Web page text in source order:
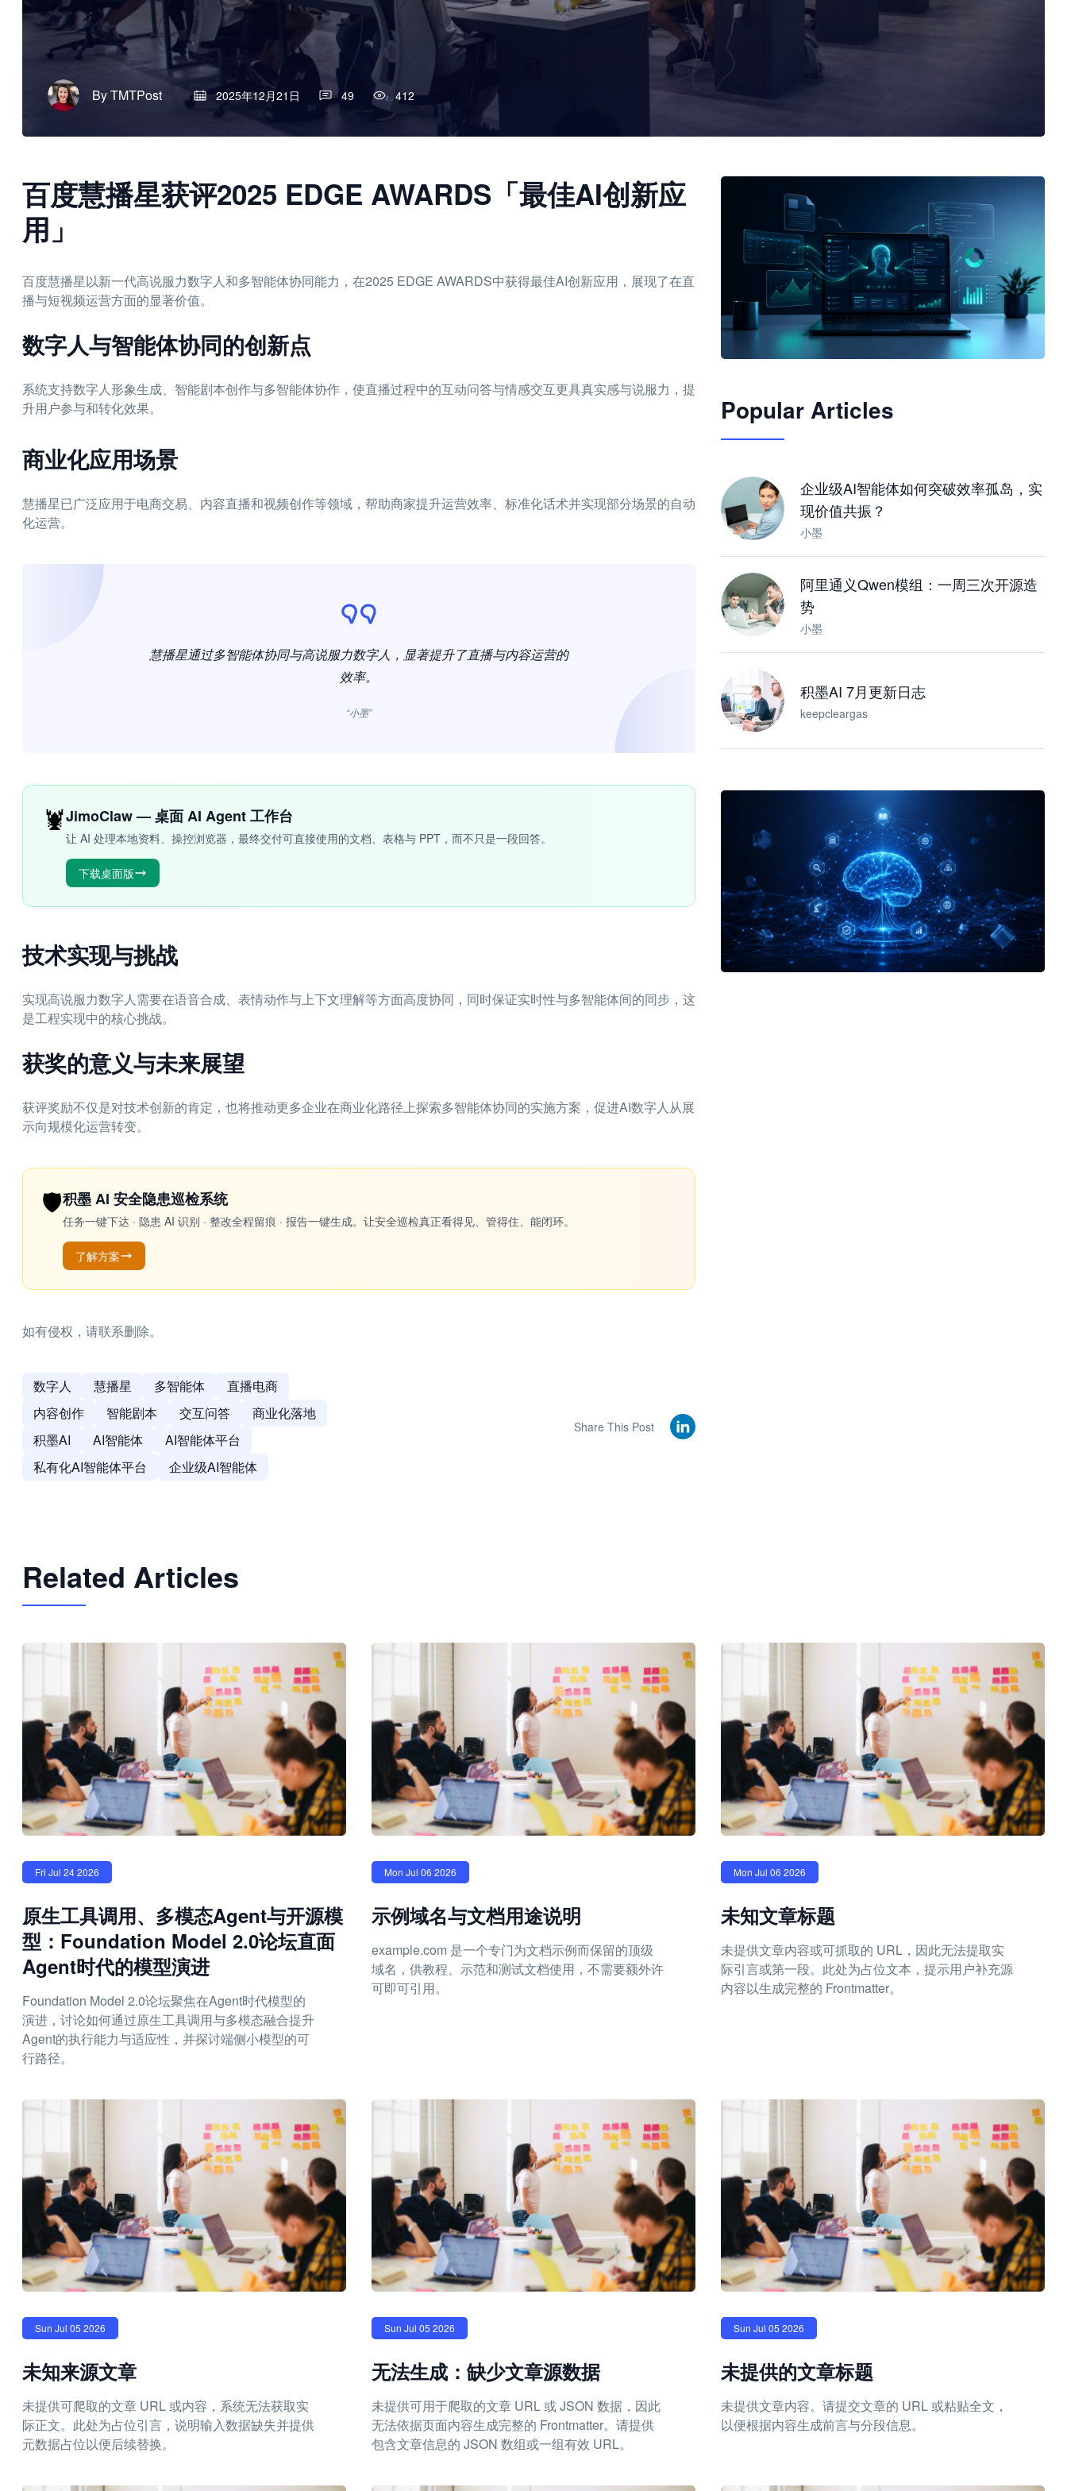
ByTMTPost 2025年12月21日 49 412
百度慧播星获评2025 EDGE AWARDS「最佳AI创新应
用」
百度慧播星以新一代高说服力数字人和多智能体协同能力，在2025 EDGE AWARDS中获得最佳AI创新应用，展现了在直
播与短视频运营方面的显著价值。
数字人与智能体协同的创新点
系统支持数字人形象生成、智能剧本创作与多智能体协作，使直播过程中的互动问答与情感交互更具真实感与说服力，提
升用户参与和转化效果。
商业化应用场景
慧播星已广泛应用于电商交易、内容直播和视频创作等领域，帮助商家提升运营效率、标准化话术并实现部分场景的自动
化运营。
慧播星通过多智能体协同与高说服力数字人，显著提升了直播与内容运营的
效率。
“小墨”
🦞JimoClaw — 桌面 AI Agent 工作台
让 AI 处理本地资料、操控浏览器，最终交付可直接使用的文档、表格与 PPT，而不只是一段回答。
下载桌面版
技术实现与挑战
实现高说服力数字人需要在语音合成、表情动作与上下文理解等方面高度协同，同时保证实时性与多智能体间的同步，这
是工程实现中的核心挑战。
获奖的意义与未来展望
获评奖励不仅是对技术创新的肯定，也将推动更多企业在商业化路径上探索多智能体协同的实施方案，促进AI数字人从展
示向规模化运营转变。
🛡️积墨 AI 安全隐患巡检系统
任务一键下达 · 隐患 AI 识别 · 整改全程留痕 · 报告一键生成。让安全巡检真正看得见、管得住、能闭环。
了解方案
如有侵权，请联系删除。
数字人 慧播星 多智能体
直播电商
内容创作
智能剧本 交互问答
商业化落地
积墨AI
AI智能体
AI智能体平台
私有化AI智能体平台
企业级AI智能体
Share This Post
JimoClaw 桌面 AI Agent 工作台
Popular Articles
企业级AI智能体如何突破效率孤岛，实
现价值共振？
小墨
阿里通义Qwen模组：一周三次开源造
势
小墨
积墨AI 7月更新日志
keepcleargas
Related Articles
Fri Jul 24 2026
原生工具调用、多模态Agent与开源模
型：Foundation Model 2.0论坛直面
Agent时代的模型演进
Foundation Model 2.0论坛聚焦在Agent时代模型的
演进，讨论如何通过原生工具调用与多模态融合提升
Agent的执行能力与适应性，并探讨端侧小模型的可
行路径。
Mon Jul 06 2026
示例域名与文档用途说明
example.com 是一个专门为文档示例而保留的顶级
域名，供教程、示范和测试文档使用，不需要额外许
可即可引用。
Mon Jul 06 2026
未知文章标题
未提供文章内容或可抓取的 URL，因此无法提取实
际引言或第一段。此处为占位文本，提示用户补充源
内容以生成完整的 Frontmatter。
Sun Jul 05 2026
未知来源文章
未提供可爬取的文章 URL 或内容，系统无法获取实
际正文。此处为占位引言，说明输入数据缺失并提供
元数据占位以便后续替换。
Sun Jul 05 2026
无法生成：缺少文章源数据
未提供可用于爬取的文章 URL 或 JSON 数据，因此
无法依据页面内容生成完整的 Frontmatter。请提供
包含文章信息的 JSON 数组或一组有效 URL。
Sun Jul 05 2026
未提供的文章标题
未提供文章内容。请提交文章的 URL 或粘贴全文，
以便根据内容生成前言与分段信息。